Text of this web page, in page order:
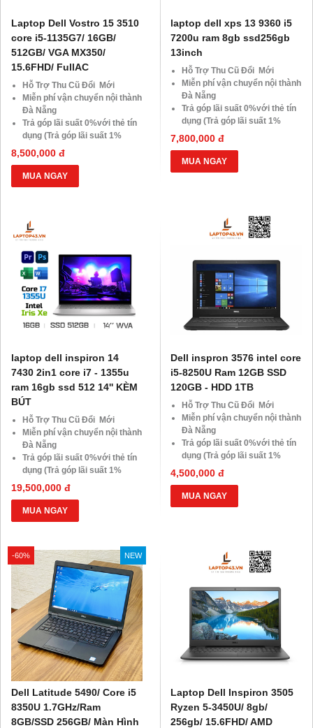
Laptop Dell Vostro 15 3510
core i5-1135G7/ 16GB/
512GB/ VGA MX350/
15.6FHD/ FullAC
Hỗ Trợ Thu Cũ Đổi Mới
Miễn phí vận chuyển nội thành
Đà Nẵng
Trả góp lãi suất 0%với thẻ tín
dụng (Trả góp lãi suất 1%
HDsaison - chỉ cần CMND
BLX hoặc hộ khẩu gốc )
Giảm 20%khi nâng cấp Ram-
SSD
10.000 Voucher Giảm
Giá 500.000đ
8,500,000 đ
MUA NGAY
laptop dell xps 13 9360 i5
7200u ram 8gb ssd256gb
13inch
Hỗ Trợ Thu Cũ Đổi Mới
Miễn phí vận chuyển nội thành
Đà Nẵng
Trả góp lãi suất 0%với thẻ tín
dụng (Trả góp lãi suất 1%
HDsaison - chỉ cần CMND
BLX hoặc hộ khẩu gốc )
Giảm 20%khi nâng cấp Ram-
SSD
Giá 500.000đ
7,800,000 đ
MUA NGAY
laptop dell inspiron 14
7430 2in1 core i7 - 1355u
ram 16gb ssd 512 14'' KÈM
BÚT
Hỗ Trợ Thu Cũ Đổi Mới
Miễn phí vận chuyển nội thành
Đà Nẵng
Trả góp lãi suất 0%với thẻ tín
dụng (Trả góp lãi suất 1%
HDsaison - chỉ cần CMND
BLX hoặc hộ khẩu gốc )
Giảm 20%khi nâng cấp Ram-
SSD
khách hàng ở xa, HSSV . Săn
10.000 Voucher Giảm
Giá 500.000đ
19,500,000 đ
MUA NGAY
Dell inspron 3576 intel core
i5-8250U Ram 12GB SSD
120GB - HDD 1TB
Hỗ Trợ Thu Cũ Đổi Mới
Miễn phí vận chuyển nội thành
Đà Nẵng
Trả góp lãi suất 0%với thẻ tín
dụng (Trả góp lãi suất 1%
HDsaison - chỉ cần CMND
BLX hoặc hộ khẩu gốc )
Giảm 20%khi nâng cấp Ram-
SSD
Giá 500.000đ
4,500,000 đ
MUA NGAY
-60% NEW
Dell Latitude 5490/ Core i5
8350U 1.7GHz/Ram
8GB/SSD 256GB/ Màn Hình
Laptop Dell Inspiron 3505
Ryzen 5-3450U/ 8gb/
256gb/ 15.6FHD/ AMD